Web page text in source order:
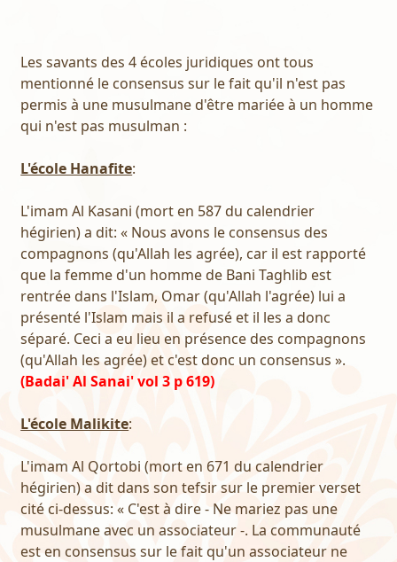
Les savants des 4 écoles juridiques ont tous
mentionné le consensus sur le fait qu'il n'est pas
permis à une musulmane d'être mariée à un homme
qui n'est pas musulman :
L'école Hanafite:
L'imam Al Kasani (mort en 587 du calendrier
hégirien) a dit: « Nous avons le consensus des
compagnons (qu'Allah les agrée), car il est rapporté
que la femme d'un homme de Bani Taghlib est
rentrée dans l'Islam, Omar (qu'Allah l'agrée) lui a
présenté l'Islam mais il a refusé et il les a donc
séparé. Ceci a eu lieu en présence des compagnons
(qu'Allah les agrée) et c'est donc un consensus ».
(Badai' Al Sanai' vol 3 p 619)
L'école Malikite:
L'imam Al Qortobi (mort en 671 du calendrier
hégirien) a dit dans son tefsir sur le premier verset
cité ci-dessus: « C'est à dire - Ne mariez pas une
musulmane avec un associateur -. La communauté
est en consensus sur le fait qu'un associateur ne